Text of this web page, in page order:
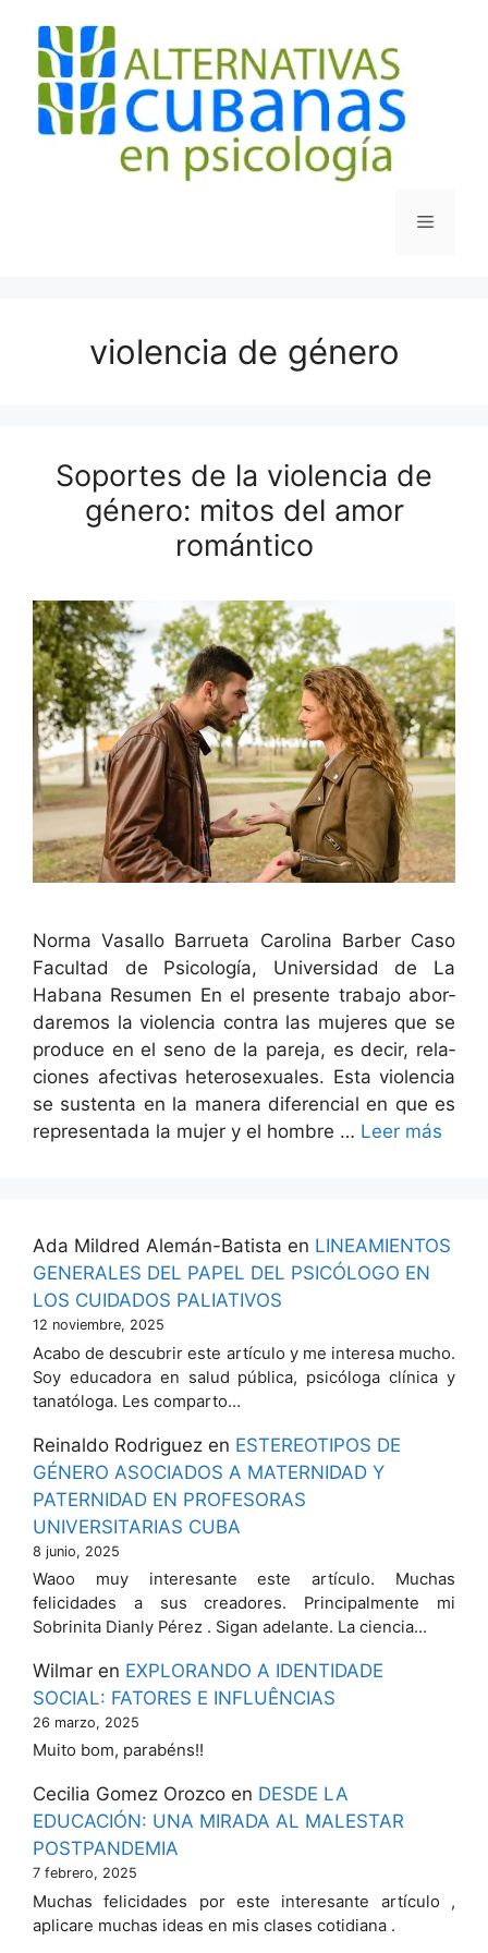
contenido
Menú
violencia de género
Soportes de la violencia de
género: mitos del amor
romántico
Nor­ma Vasal­lo Bar­rue­ta Car­oli­na Bar­ber Caso
Fac­ul­tad de Psi­cología, Uni­ver­si­dad de La
Habana Resumen En el pre­sente tra­ba­jo abor­
dare­mos la vio­len­cia con­tra las mujeres que se
pro­duce en el seno de la pare­ja, es decir, rela­
ciones afec­ti­vas het­ero­sex­u­ales. Esta vio­len­cia
se sus­ten­ta en la man­era difer­en­cial en que es
rep­re­sen­ta­da la mujer y el hom­bre … Leer más
Ada Mildred Alemán-Batista en LINEAMIENTOS
GENERALES DEL PAPEL DEL PSICÓLOGO EN
LOS CUIDADOS PALIATIVOS
12 noviembre, 2025
Acabo de descubrir este artículo y me interesa mucho.
Soy educadora en salud pública, psicóloga clínica y
tanatóloga. Les comparto…
Reinaldo Rodriguez en ESTEREOTIPOS DE
GÉNERO ASOCIADOS A MATERNIDAD Y
PATERNIDAD EN PROFESORAS
UNIVERSITARIAS CUBA
8 junio, 2025
Waoo muy interesante este artículo. Muchas
felicidades a sus creadores. Principalmente mi
Sobrinita Dianly Pérez . Sigan adelante. La ciencia…
Wilmar en EXPLORANDO A IDENTIDADE
SOCIAL: FATORES E INFLUÊNCIAS
26 marzo, 2025
Muito bom, parabéns!!
Cecilia Gomez Orozco en DESDE LA
EDUCACIÓN: UNA MIRADA AL MALESTAR
POSTPANDEMIA
7 febrero, 2025
Muchas felicidades por este interesante artículo ,
aplicare muchas ideas en mis clases cotidiana .